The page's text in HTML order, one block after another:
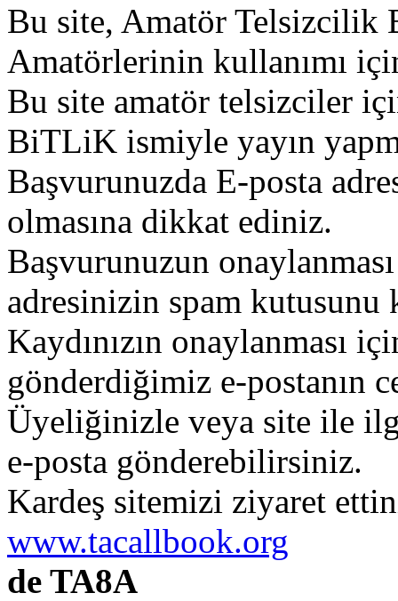
Bu site, Amatör Telsizcilik
Amatörlerinin kullanımı
Bu site amatör telsizciler
BiTLiK ismiyle yayın
Başvurunuzda E-posta
olmasına dikkat ediniz.
Başvurunuzun
adresinizin spam
Kaydınızın onaylanması
gönderdiğimiz e-postanın
Üyeliğinizle veya site ile
e-posta gönderebilirsiniz.
Kardeş sitemizi ziyaret
www.tacallbook.org
de TA8A